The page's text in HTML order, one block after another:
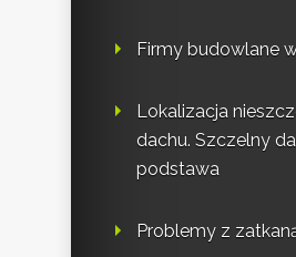
Firmy budowlane
Lokalizacja
dachu. Szczelny
podstawa
Problemy z